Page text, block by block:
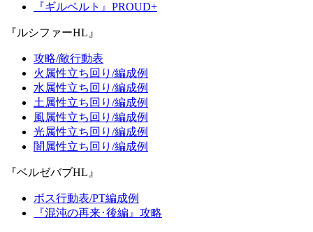
『ギルベルト』PROUD+
『ルシファーHL』
攻略/敵行動表
火属性立ち回り/編成例
水属性立ち回り/編成例
土属性立ち回り/編成例
風属性立ち回り/編成例
光属性立ち回り/編成例
闇属性立ち回り/編成例
『ベルゼバブHL』
ボス行動表/PT編成例
『混沌の再来･後編』攻略